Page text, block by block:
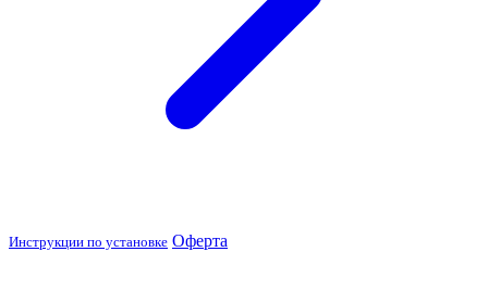
Инструкции по установке Оферта